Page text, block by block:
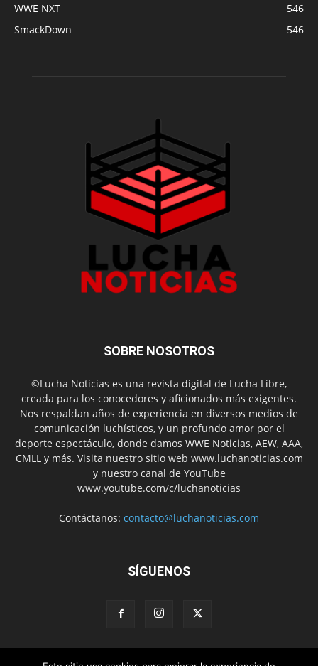
WWE NXT
546
SmackDown
546
SOBRE NOSOTROS
©Lucha Noticias es una revista digital de Lucha Libre,
creada para los conocedores y aficionados más exigentes.
Nos respaldan años de experiencia en diversos medios de
comunicación luchísticos, y un profundo amor por el
deporte espectáculo, donde damos WWE Noticias, AEW, AAA,
CMLL y más. Visita nuestro sitio web www.luchanoticias.com
y nuestro canal de YouTube
www.youtube.com/c/luchanoticias
Contáctanos: contacto@luchanoticias.com
SÍGUENOS